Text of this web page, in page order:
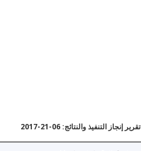
تقرير إنجاز التنفيذ والنتائج: 06-21-2017